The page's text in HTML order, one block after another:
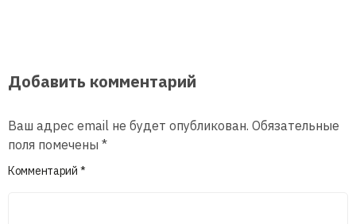
Добавить комментарий
Ваш адрес email не будет опубликован. Обязательные
поля помечены *
Комментарий *